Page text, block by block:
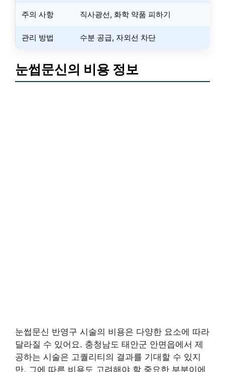
주의 사항 직사광선, 화학 약품 피하기
관리 방법 수분 공급, 자외선 차단
눈썹문신의 비용 정보
눈썹문신 반영구 시술의 비용은 다양한 요소에 따라
달라질 수 있어요. 충청남도 태안군 안면읍에서 제
공하는 시술은 고퀄리티의 결과를 기대할 수 있지
만, 그에 따른 비용도 고려해야 할 중요한 부분이에